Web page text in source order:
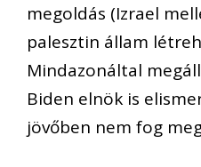
megoldás (Izrael
palesztin állam
Mindazonáltal
Biden elnök is
jövőben nem fog